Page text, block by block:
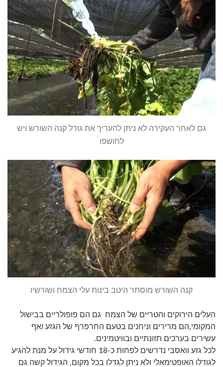
גם לאחר העקירה לא ניתן להעריך את גודל קנה השורש ויש
לחושפו
קנה השורש מוסתר היטב בינות עלי הצמח ושורשיו
העלים הירוקים והטריים של הצמח גם הם פופולריים בבישול
המקומי,הם מרירים וניחנים בטעם החרפרף של הגזע ואף
עשירים בערכים תזונתיים ובוויטמינים.
לכל גזע וואסבי נדרשים לפחות כ-18 חודשי גידול על מנת להגיע
לגודלו האופטימאלי ולא ניתן לגדלו בכל מקום, הגידול קשה גם